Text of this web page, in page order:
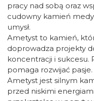
pracy nad sobą oraz
cudowny kamień
umysł.
Ametyst to kamień,
doprowadza projekty
koncentracji i sukcesu.
pomaga rozwijać pasje.
Ametyst jest silnym
przed niskimi